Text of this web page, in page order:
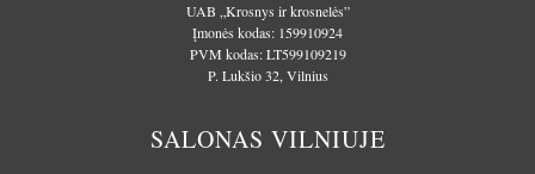
UAB „Krosnys ir krosnelės”
Įmonės kodas: 159910924
PVM kodas: LT599109219
P. Lukšio 32, Vilnius
SALONAS VILNIUJE